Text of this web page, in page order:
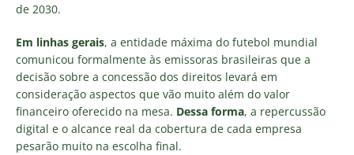
de 2030.
Em linhas gerais, a entidade máxima do futebol mundial
comunicou formalmente às emissoras brasileiras que a
decisão sobre a concessão dos direitos levará em
consideração aspectos que vão muito além do valor
financeiro oferecido na mesa. Dessa forma, a repercussão
digital e o alcance real da cobertura de cada empresa
pesarão muito na escolha final.